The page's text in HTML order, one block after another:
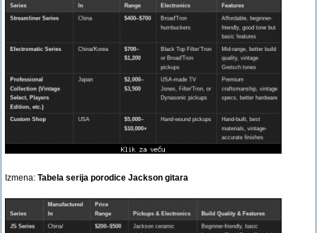
Izmena: Tabela serija porodice Jackson gitara